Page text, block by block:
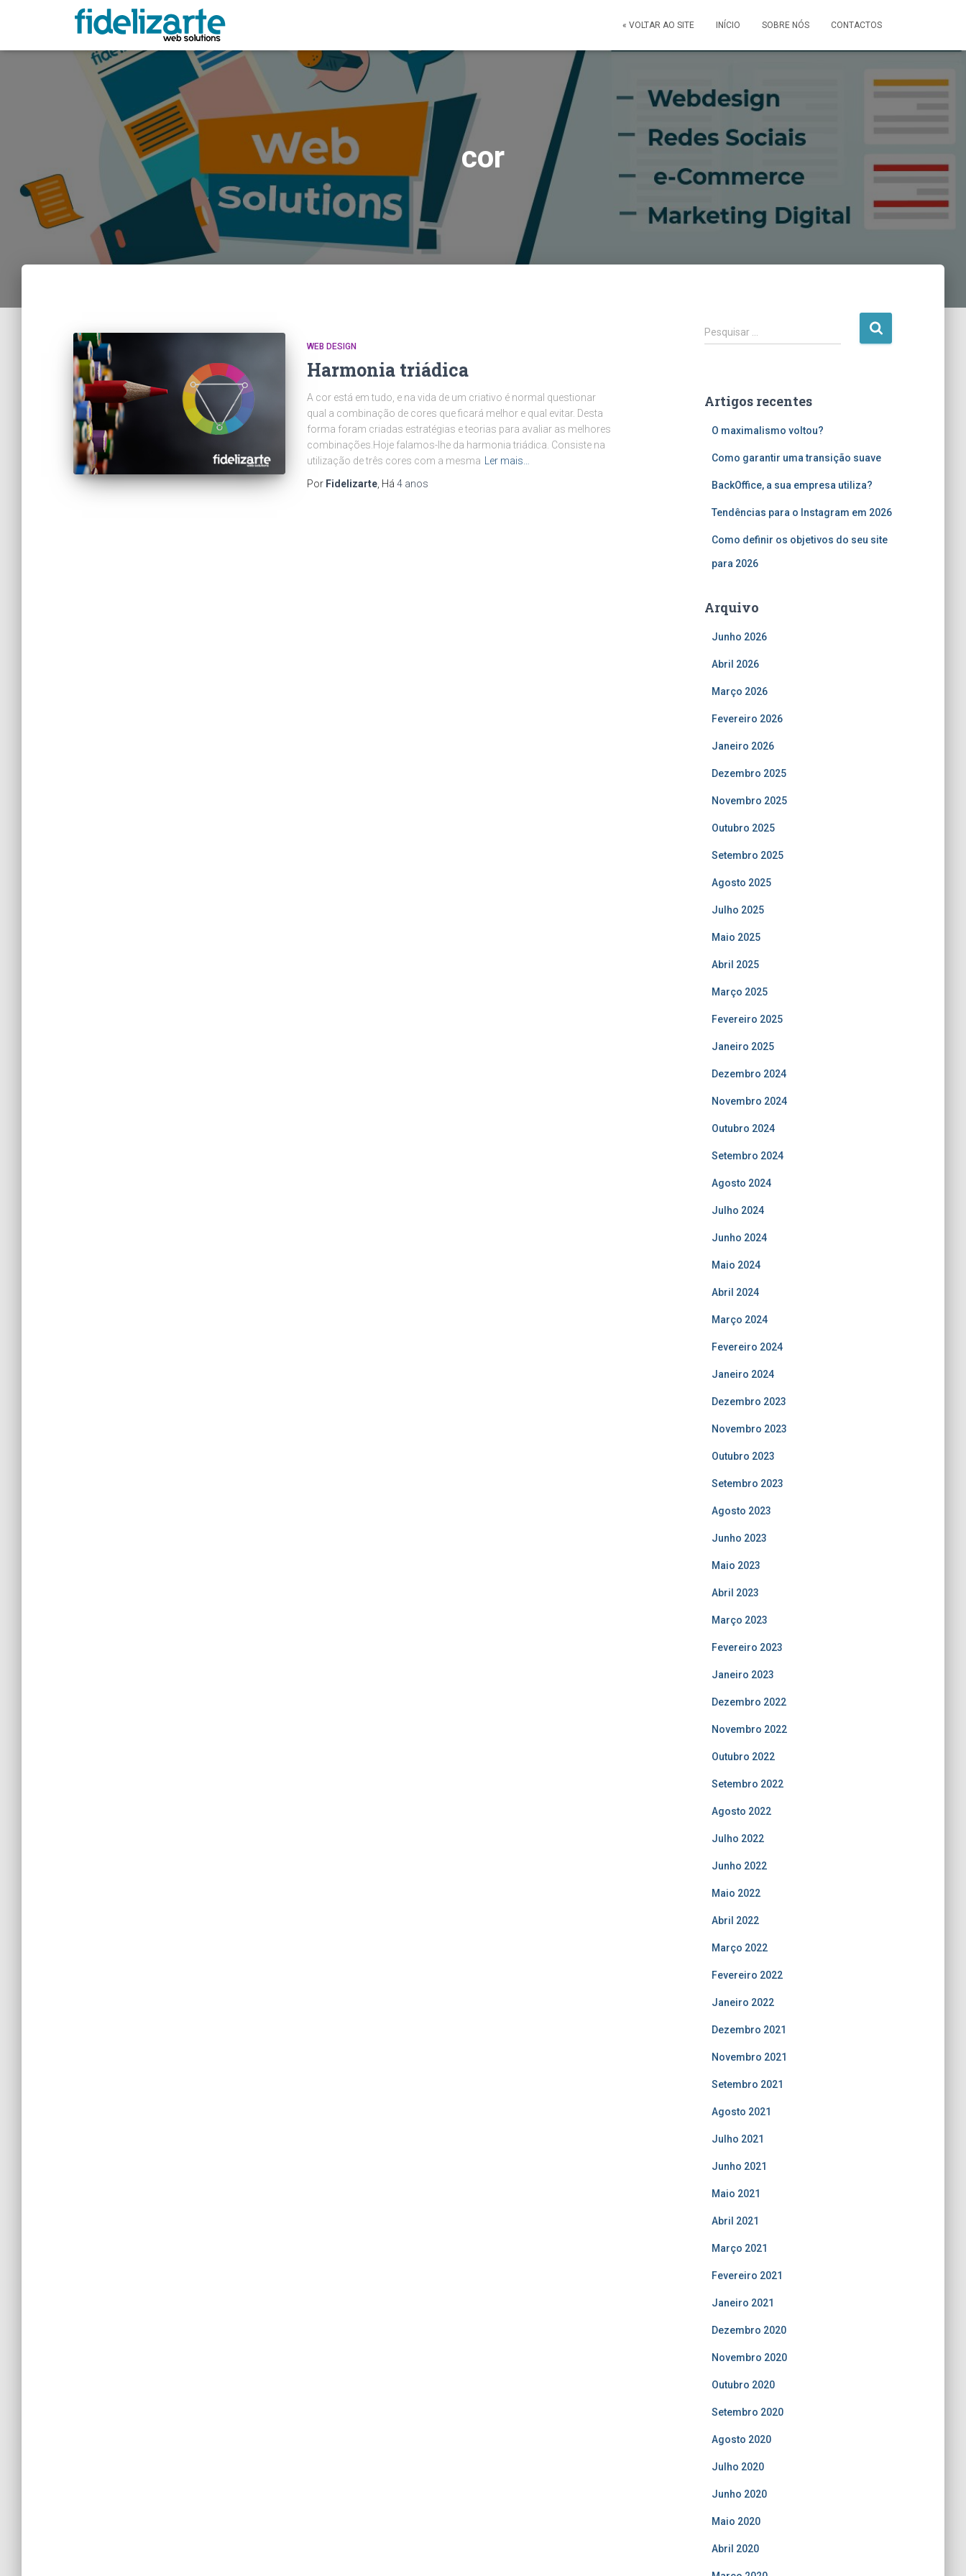
« VOLTAR AO SITE INÍCIO SOBRE NÓS CONTACTOS
cor
WEB DESIGN
Harmonia triádica
A cor está em tudo, e na vida de um criativo é normal questionar
qual a combinação de cores que ficará melhor e qual evitar. Desta
forma foram criadas estratégias e teorias para avaliar as melhores
combinações.Hoje falamos-lhe da harmonia triádica. Consiste na
utilização de três cores com a mesma
Ler mais…
Por Fidelizarte , Há 4 anos
P
e
i
Pesquisar …
Artigos recentes
O maximalismo voltou?
Como garantir uma transição suave
BackOffice, a sua empresa utiliza?
Tendências para o Instagram em 2026
Como definir os objetivos do seu site
para 2026
Arquivo
Junho 2026
Abril 2026
Março 2026
Fevereiro 2026
Janeiro 2026
Dezembro 2025
Novembro 2025
Outubro 2025
Setembro 2025
Agosto 2025
Julho 2025
Maio 2025
Abril 2025
Março 2025
Fevereiro 2025
Janeiro 2025
Dezembro 2024
Novembro 2024
Outubro 2024
Setembro 2024
Agosto 2024
Julho 2024
Junho 2024
Maio 2024
Abril 2024
Março 2024
Fevereiro 2024
Janeiro 2024
Dezembro 2023
Novembro 2023
Outubro 2023
Setembro 2023
Agosto 2023
Junho 2023
Maio 2023
Abril 2023
Março 2023
Fevereiro 2023
Janeiro 2023
Dezembro 2022
Novembro 2022
Outubro 2022
Setembro 2022
Agosto 2022
Julho 2022
Junho 2022
Maio 2022
Abril 2022
Março 2022
Fevereiro 2022
Janeiro 2022
Dezembro 2021
Novembro 2021
Setembro 2021
Agosto 2021
Julho 2021
Junho 2021
Maio 2021
Abril 2021
Março 2021
Fevereiro 2021
Janeiro 2021
Dezembro 2020
Novembro 2020
Outubro 2020
Setembro 2020
Agosto 2020
Julho 2020
Junho 2020
Maio 2020
Abril 2020